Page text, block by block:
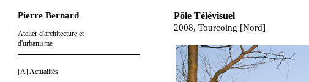
Pierre Bernard
-
Atelier d'architecture et
d'urbanisme
[A] Actualités
Pôle Télévisuel
2008, Tourcoing [Nord]